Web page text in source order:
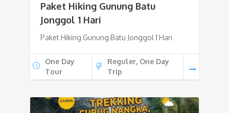
Paket Hiking Gunung Batu
Jonggol 1 Hari
Paket Hiking Gunung Batu Jonggol 1 Hari
One Day
Tour
Reguler, One Day
Trip